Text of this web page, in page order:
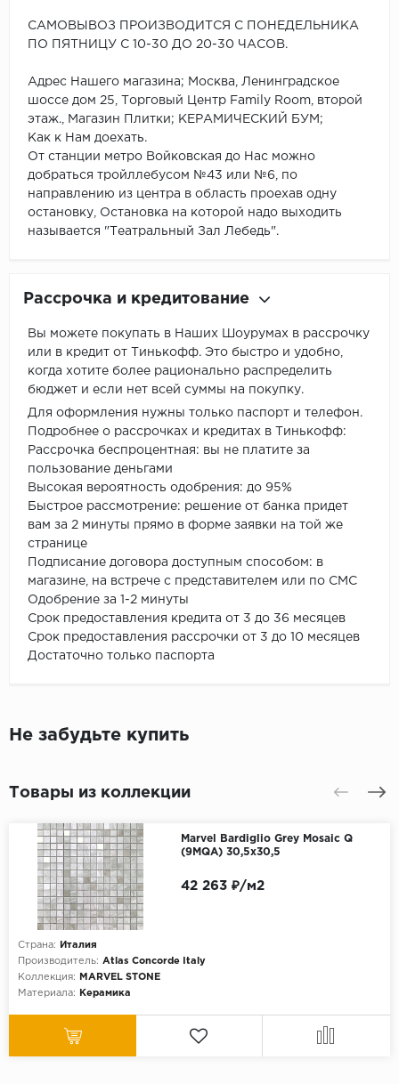
САМОВЫВОЗ ПРОИЗВОДИТСЯ С ПОНЕДЕЛЬНИКА
ПО ПЯТНИЦУ С 10-30 ДО 20-30 ЧАСОВ.
Адрес Нашего магазина; Москва, Ленинградское
шоссе дом 25, Торговый Центр Family Room, второй
этаж., Магазин Плитки; КЕРАМИЧЕСКИЙ БУМ;
Как к Нам доехать.
От станции метро Войковская до Нас можно
добраться тройллебусом №43 или №6, по
направлению из центра в область проехав одну
остановку, Остановка на которой надо выходить
называется "Театральный Зал Лебедь".
Рассрочка и кредитование
Вы можете покупать в Наших Шоурумах в рассрочку
или в кредит от Тинькофф. Это быстро и удобно,
когда хотите более рационально распределить
бюджет и если нет всей суммы на покупку.
Для оформления нужны только паспорт и телефон.
Подробнее о рассрочках и кредитах в Тинькофф:
Рассрочка беспроцентная: вы не платите за
пользование деньгами
Высокая вероятность одобрения: до 95%
Быстрое рассмотрение: решение от банка придет
вам за 2 минуты прямо в форме заявки на той же
странице
Подписание договора доступным способом: в
магазине, на встрече с представителем или по СМС
Одобрение за 1-2 минуты
Срок предоставления кредита от 3 до 36 месяцев
Срок предоставления рассрочки от 3 до 10 месяцев
Достаточно только паспорта
Не забудьте купить
Товары из коллекции
Marvel Bardiglio Grey Mosaic Q
(9MQA) 30,5x30,5
Страна:
Италия
Производитель: Atlas Concorde Italy
Коллекция:
MARVEL STONE
Материала:
Керамика
42 263 ₽/м2